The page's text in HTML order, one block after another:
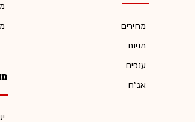
מחירים
מניות
ענפים
אג"ח